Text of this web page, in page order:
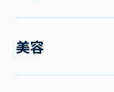
美容